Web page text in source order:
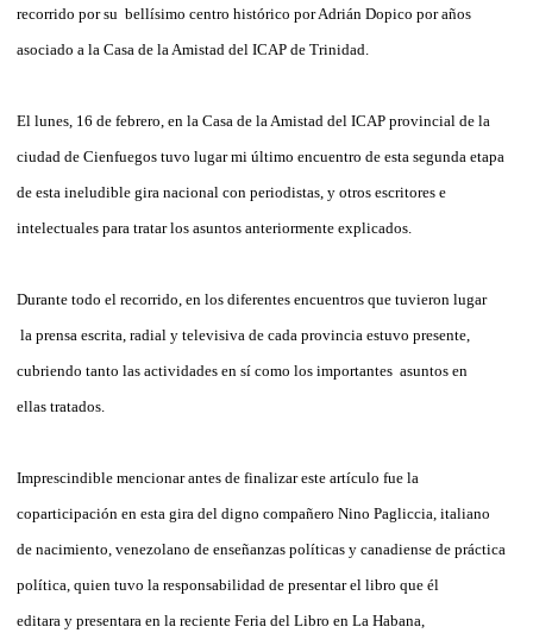
recorrido por su bellísimo centro histórico por Adrián Dopico por años
asociado a la Casa de la Amistad del ICAP de Trinidad.
El lunes, 16 de febrero, en la Casa de la Amistad del ICAP provincial de la
ciudad de Cienfuegos tuvo lugar mi último encuentro de esta segunda etapa
de esta ineludible gira nacional con periodistas, y otros escritores e
intelectuales para tratar los asuntos anteriormente explicados.
Durante todo el recorrido, en los diferentes encuentros que tuvieron lugar
la prensa escrita, radial y televisiva de cada provincia estuvo presente,
cubriendo tanto las actividades en sí como los importantes asuntos en
ellas tratados.
Imprescindible mencionar antes de finalizar este artículo fue la
coparticipación en esta gira del digno compañero Nino Pagliccia, italiano
de nacimiento, venezolano de enseñanzas políticas y canadiense de práctica
política, quien tuvo la responsabilidad de presentar el libro que él
editara y presentara en la reciente Feria del Libro en La Habana,